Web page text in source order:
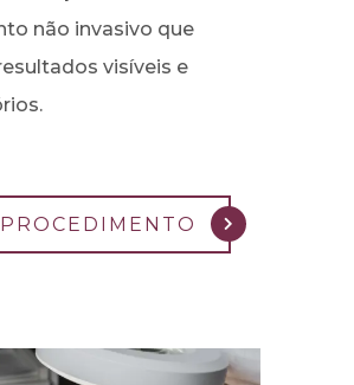
não invasivo que
visíveis e